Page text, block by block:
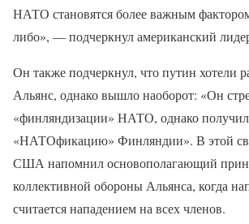
НАТО становятся более важным
либо», — подчеркнул американский
Он также подчеркнул, что путин хотели
Альянс, однако вышло наоборот: «Он
«финляндизации» НАТО, однако получил
«НАТОфикацию» Финляндии». В этой
США напомнил основополагающий
коллективной обороны Альянса, когда
считается нападением на всех членов.